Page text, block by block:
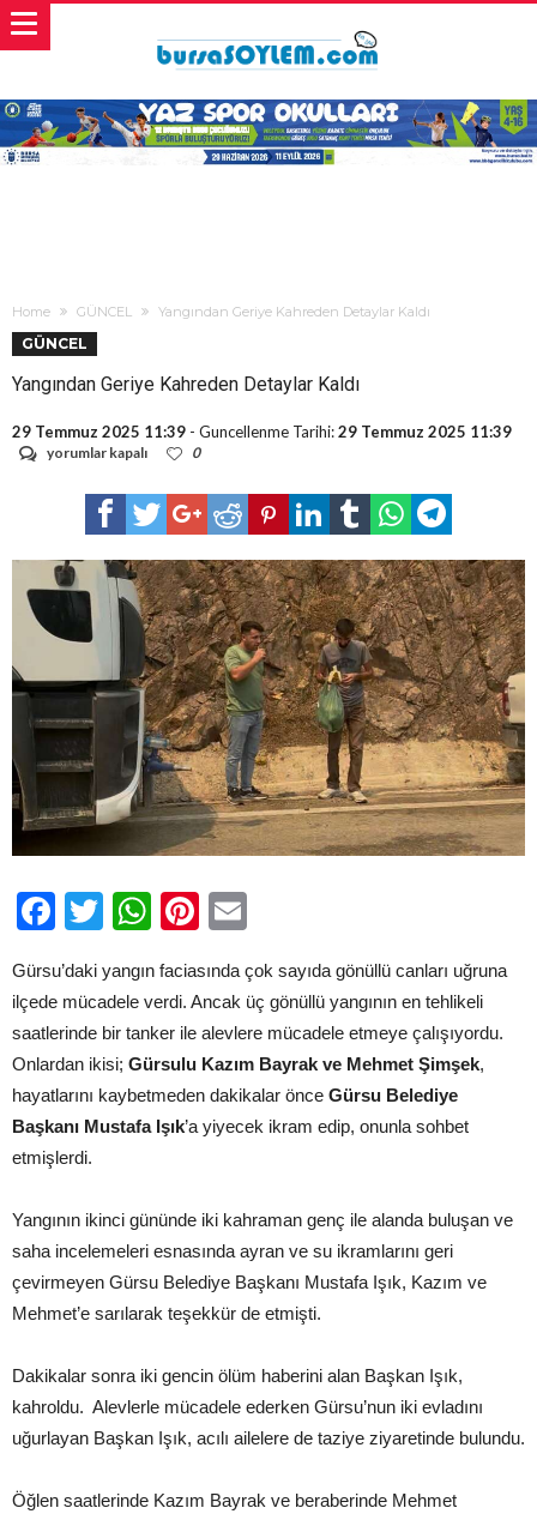
Home GÜNCEL Yangından Geriye Kahreden Detaylar Kaldı
GÜNCEL
Yangından Geriye Kahreden Detaylar Kaldı
29 Temmuz 2025 11:39 - Guncellenme Tarihi:29 Temmuz 2025 11:39
Yangından
Kahreden
Detaylar
yorumlar kapalı 0
Facebook
TwitterWhatsApp
Pinterest
Gürsu’daki yangın faciasında çok sayıda gönüllü canları uğruna
ilçede mücadele verdi. Ancak üç gönüllü yangının en tehlikeli
saatlerinde bir tanker ile alevlere mücadele etmeye çalışıyordu.
Onlardan ikisi; Gürsulu Kazım Bayrak ve Mehmet Şimşek,
hayatlarını kaybetmeden dakikalar önce Gürsu Belediye
Başkanı Mustafa Işık’a yiyecek ikram edip, onunla sohbet
etmişlerdi.
Yangının ikinci gününde iki kahraman genç ile alanda buluşan ve
saha incelemeleri esnasında ayran ve su ikramlarını geri
çevirmeyen Gürsu Belediye Başkanı Mustafa Işık, Kazım ve
Mehmet’e sarılarak teşekkür de etmişti.
Dakikalar sonra iki gencin ölüm haberini alan Başkan Işık,
kahroldu. Alevlerle mücadele ederken Gürsu’nun iki evladını
uğurlayan Başkan Işık, acılı ailelere de taziye ziyaretinde bulundu.
Öğlen saatlerinde Kazım Bayrak ve beraberinde Mehmet